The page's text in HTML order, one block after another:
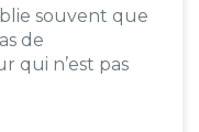
souvent que
de
qui n’est pas